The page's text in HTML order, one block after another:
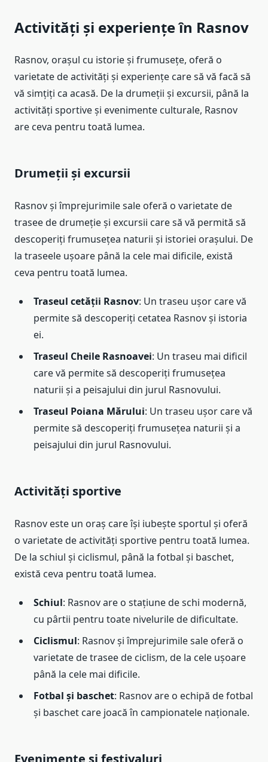
Activități și experiențe în Rasnov
Rasnov, orașul cu istorie și frumusețe, oferă o
varietate de activități și experiențe care să vă facă să
vă simțiți ca acasă. De la drumeții și excursii, până la
activități sportive și evenimente culturale, Rasnov
are ceva pentru toată lumea.
Drumeții și excursii
Rasnov și împrejurimile sale oferă o varietate de
trasee de drumeție și excursii care să vă permită să
descoperiți frumusețea naturii și istoriei orașului. De
la traseele ușoare până la cele mai dificile, există
ceva pentru toată lumea.
Traseul cetății Rasnov: Un traseu ușor care vă
permite să descoperiți cetatea Rasnov și istoria
ei.
Traseul Cheile Rasnoavei: Un traseu mai dificil
care vă permite să descoperiți frumusețea
naturii și a peisajului din jurul Rasnovului.
Traseul Poiana Mărului: Un traseu ușor care vă
permite să descoperiți frumusețea naturii și a
peisajului din jurul Rasnovului.
Activități sportive
Rasnov este un oraș care își iubește sportul și oferă
o varietate de activități sportive pentru toată lumea.
De la schiul și ciclismul, până la fotbal și baschet,
există ceva pentru toată lumea.
Schiul: Rasnov are o stațiune de schi modernă,
cu pârtii pentru toate nivelurile de dificultate.
Ciclismul: Rasnov și împrejurimile sale oferă o
varietate de trasee de ciclism, de la cele ușoare
până la cele mai dificile.
Fotbal și baschet: Rasnov are o echipă de fotbal
și baschet care joacă în campionatele naționale.
Evenimente și festivaluri